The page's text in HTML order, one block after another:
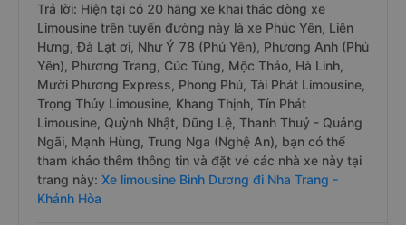
Trả lời: Hiện tại có 20 hãng xe khai thác dòng xe
Limousine trên tuyến đường này là xe Phúc Yên, Liên
Hưng, Đà Lạt ơi, Như Ý 78 (Phú Yên), Phương Anh (Phú
Yên), Phương Trang, Cúc Tùng, Mộc Thảo, Hà Linh,
Mười Phương Express, Phong Phú, Tài Phát Limousine,
Trọng Thủy Limousine, Khang Thịnh, Tín Phát
Limousine, Quỳnh Nhật, Dũng Lệ, Thanh Thuỷ - Quảng
Ngãi, Mạnh Hùng, Trung Nga (Nghệ An), bạn có thể
tham khảo thêm thông tin và đặt vé các nhà xe này tại
trang này: Xe limousine Bình Dương đi Nha Trang -
Khánh Hòa